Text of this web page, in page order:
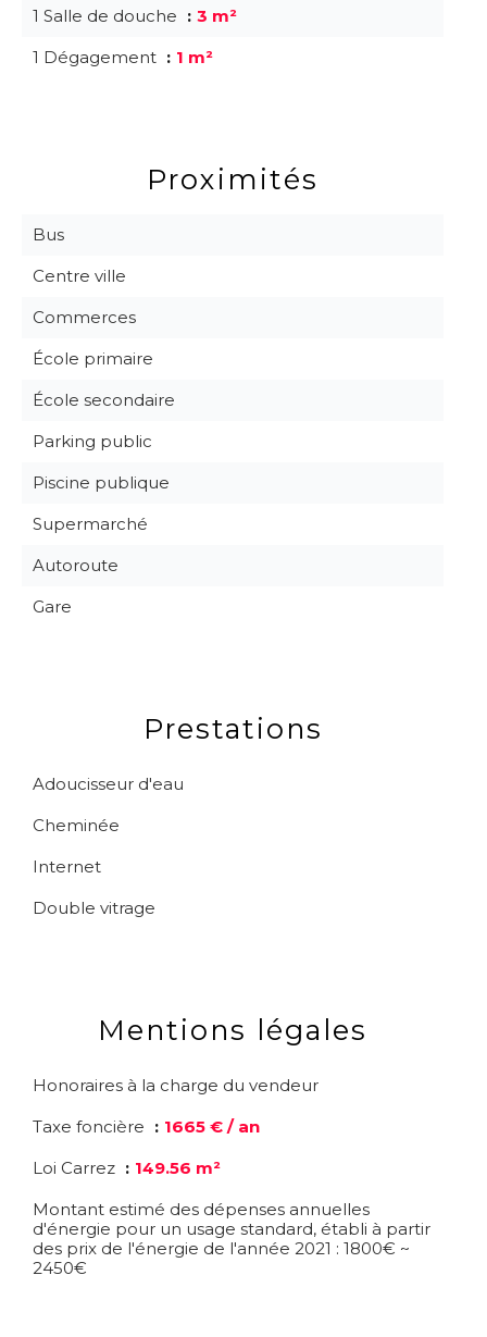
1 Salle de douche
3 m²
1 Dégagement
1 m²
Proximités
Bus
Centre ville
Commerces
École primaire
École secondaire
Parking public
Piscine publique
Supermarché
Autoroute
Gare
Prestations
Adoucisseur d'eau
Cheminée
Internet
Double vitrage
Mentions légales
Honoraires à la charge du vendeur
Taxe foncière
1665 € / an
Loi Carrez
149.56 m²
Montant estimé des dépenses annuelles
d'énergie pour un usage standard, établi à partir
des prix de l'énergie de l'année 2021 : 1800€ ~
2450€